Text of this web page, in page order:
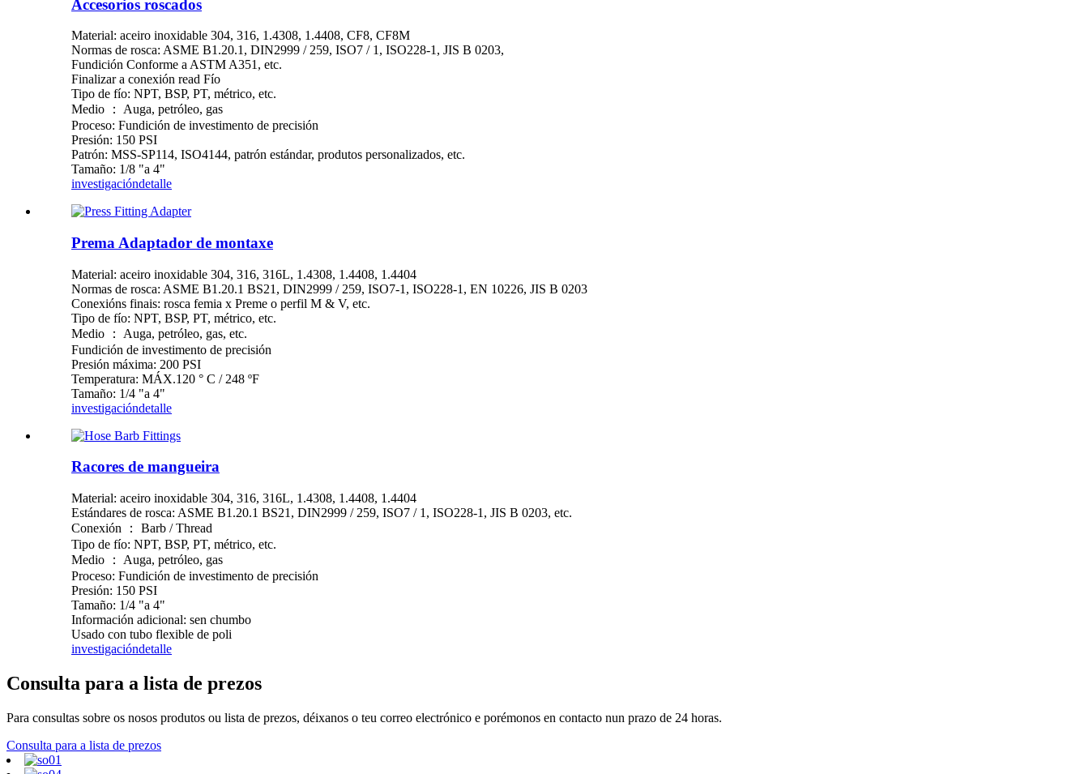
Accesorios roscados
Material: aceiro inoxidable 304, 316, 1.4308, 1.4408, CF8, CF8M
Normas de rosca: ASME B1.20.1, DIN2999 / 259, ISO7 / 1, ISO228-1, JIS B 0203,
Fundición Conforme a ASTM A351, etc.
Finalizar a conexión read Fío
Tipo de fío: NPT, BSP, PT, métrico, etc.
Medio ： Auga, petróleo, gas
Proceso: Fundición de investimento de precisión
Presión: 150 PSI
Patrón: MSS-SP114, ISO4144, patrón estándar, produtos personalizados, etc.
Tamaño: 1/8 "a 4"
investigacióndetalle
Prema Adaptador de montaxe
Material: aceiro inoxidable 304, 316, 316L, 1.4308, 1.4408, 1.4404
Normas de rosca: ASME B1.20.1 BS21, DIN2999 / 259, ISO7-1, ISO228-1, EN 10226, JIS B 0203
Conexións finais: rosca femia x Preme o perfil M & V, etc.
Tipo de fío: NPT, BSP, PT, métrico, etc.
Medio ： Auga, petróleo, gas, etc.
Fundición de investimento de precisión
Presión máxima: 200 PSI
Temperatura: MÁX.120 ° C / 248 ºF
Tamaño: 1/4 "a 4"
investigacióndetalle
Racores de mangueira
Material: aceiro inoxidable 304, 316, 316L, 1.4308, 1.4408, 1.4404
Estándares de rosca: ASME B1.20.1 BS21, DIN2999 / 259, ISO7 / 1, ISO228-1, JIS B 0203, etc.
Conexión ： Barb / Thread
Tipo de fío: NPT, BSP, PT, métrico, etc.
Medio ： Auga, petróleo, gas
Proceso: Fundición de investimento de precisión
Presión: 150 PSI
Tamaño: 1/4 "a 4"
Información adicional: sen chumbo
Usado con tubo flexible de poli
investigacióndetalle
Consulta para a lista de prezos
Para consultas sobre os nosos produtos ou lista de prezos, déixanos o teu correo electrónico e porémonos en contacto nun prazo de 24 horas.
Consulta para a lista de prezos